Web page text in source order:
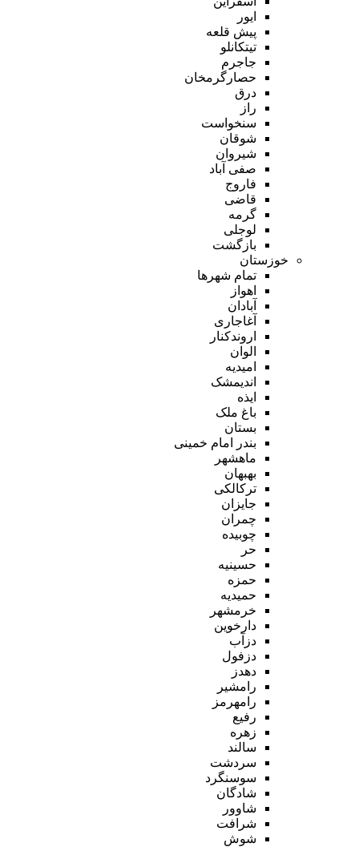
ایور
پیش قلعه
تیتکانلو
جاجرم
حصارگرمخان
درق
راز
سنخواست
شوقان
شیروان
صفی آباد
فاروج
قاضی
گرمه
لوجلی
بازگشت
خوزستان
تمام شهر‌ها
اهواز
آبادان
آغاجاری
اروندکنار
الوان
امیدیه
اندیمشک
ایذه
باغ ملک
بستان
بندر امام خمینی
ماهشهر
بهبهان
ترکالکی
جایزان
چمران
چوبیده
حر
حسینیه
حمزه
حمیدیه
خرمشهر
دارخوین
دزآب
دزفول
دهدز
رامشیر
رامهرمز
رفیع
زهره
سالند
سردشت
سوسنگرد
شادگان
شاوور
شرافت
شوش